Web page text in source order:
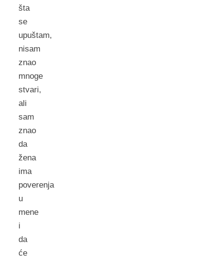
šta
se
upuštam,
nisam
znao
mnoge
stvari,
ali
sam
znao
da
žena
ima
poverenja
u
mene
i
da
će